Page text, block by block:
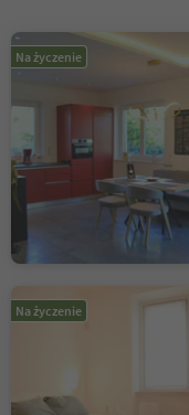
Na życzenie
Na życzenie